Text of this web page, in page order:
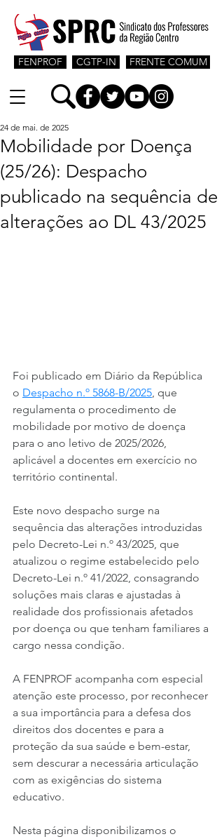
CGTP-IN
FENPROF FRENTE COMUM
Mobilidade por Doença
(25/26): Despacho
publicado na sequência de
alterações ao DL 43/2025
24 de mai. de 2025
Foi publicado em Diário da República
o Despacho n.º 5868-B/2025 , que
regulamenta o procedimento de
mobilidade por motivo de doença
para o ano letivo de 2025/2026,
aplicável a docentes em exercício no
território continental.
Este novo despacho surge na
sequência das alterações introduzidas
pelo Decreto-Lei n.º 43/2025, que
atualizou o regime estabelecido pelo
Decreto-Lei n.º 41/2022, consagrando
soluções mais claras e ajustadas à
realidade dos profissionais afetados
por doença ou que tenham familiares a
cargo nessa condição.
A FENPROF acompanha com especial
atenção este processo, por reconhecer
a sua importância para a defesa dos
direitos dos docentes e para a
proteção da sua saúde e bem-estar,
sem descurar a necessária articulação
com as exigências do sistema
educativo.
Nesta página disponibilizamos o